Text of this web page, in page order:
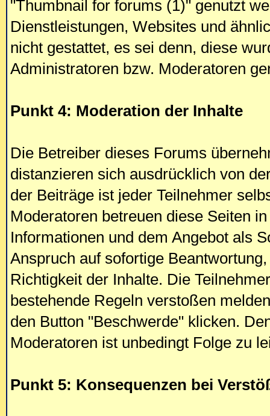
"Thumbnail for forums (1)" genutzt
Dienstleistungen, Websites und
nicht gestattet, es sei denn, diese
Administratoren bzw. Moderatoren
Punkt 4: Moderation der Inhalte
Die Betreiber dieses Forums
distanzieren sich ausdrücklich von
der Beiträge ist jeder Teilnehmer
Moderatoren betreuen diese Seiten
Informationen und dem Angebot als
Anspruch auf sofortige
Richtigkeit der Inhalte. Die
bestehende Regeln verstoßen
den Button "Beschwerde" klicken.
Moderatoren ist unbedingt Folge zu
Punkt 5: Konsequenzen bei